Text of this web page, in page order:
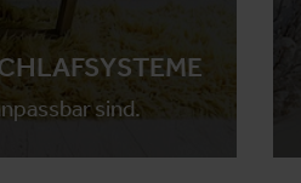
sind.